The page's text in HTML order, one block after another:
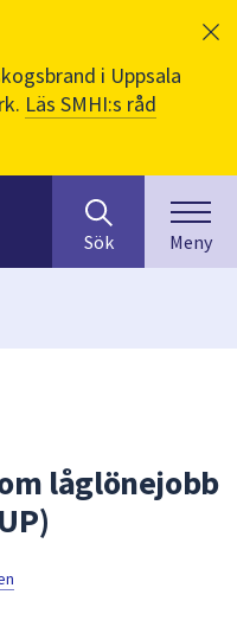
i Uppsala
Läs SMHI:s råd
efter
innehåll
på
sökfältet
kommer
Sök Meny
låglönejobb